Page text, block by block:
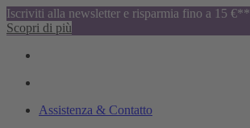
Iscriviti alla newsletter e risparmia fino a 15 €**
Scopri di più
Assistenza & Contatto